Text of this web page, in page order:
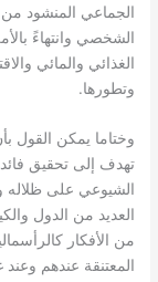
الجماعي المنشود من
الشخصي وانتهاءً
الغذائي والمائي
وتطورها.
وختاما يمكن القول
تهدف إلى تحقيق
الشيوعي على ظلاله
العديد من الدول
من الأفكار
المعتنقة عندهم